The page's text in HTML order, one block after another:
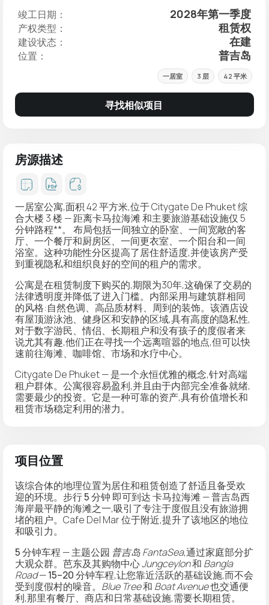
竣工日期： 2028年第一季度
产权类型： 租赁权
建设状态： 在建
位置： 普吉岛
一居室 3 层 42 平米
寻找相似项目
房源描述
一居室公寓,面积 42 平方米,位于 Citygate De Phuket 综
合大楼 3 楼 — 距离卡马拉海滩和主要旅游基础设施仅 5
分钟路程**。 布局包括一间独立的卧室、一间宽敞的客
厅、一个餐厅和厨房区、一间更衣室、一个阳台和一间
浴室。这种功能性分区提高了居住舒适度,并使该房产受
到重视隐私和组织良好的空间的租户的需求。
公寓是在租赁制度下购买的,期限为30年,这确保了交易的
法律透明度并降低了进入门槛。内部采用与建筑群相同
的风格:自然色调、高品质材料、周到的装饰。该酒店设
有屋顶游泳池、健身区和安静的区域,具有高度的隐私性,
对于数字游民、情侣、长期租户和没有孩子的度假者来
说尤其有趣,他们正在寻找一个远离喧嚣的地点,但可以快
速前往海滩、咖啡馆、市场和水疗中心。
Citygate De Phuket — 是一个永恒优雅的概念,针对高端
租户群体。公寓很容易盈利,并且由于内部完全准备就绪,
需要最少的投资。它是一种可靠的资产,具有价值增长和
租赁市场稳定利用的潜力。
项目位置
该综合体的地理位置为居住和租赁创造了舒适且备受欢
迎的环境。 步行 5 分钟 即可到达卡马拉海滩 — 普吉岛西
海岸最平静的海滩之一,吸引了专注于度假且没有旅游拥
堵的租户。Cafe Del Mar 位于附近,提升了该地区的地位
和吸引力。
5 分钟车程 — 主题公园 普吉岛 FantaSea,通过家庭部分扩
大观众群。芭东及其购物中心Jungceylon和 Bangla
Road—15–20 分钟车程,让您靠近活跃的基础设施,而不会
受到度假村的噪音。 Blue Tree和 Boat Avenue也交通便
利,那里有餐厅、商店和日常基础设施,需要长期租赁。